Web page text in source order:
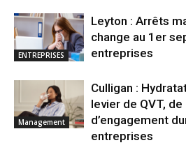
ENTREPRISES
Leyton : Arrêts
change au 1er
entreprises
Management
Culligan :
levier de QVT,
d’engagement
entreprises